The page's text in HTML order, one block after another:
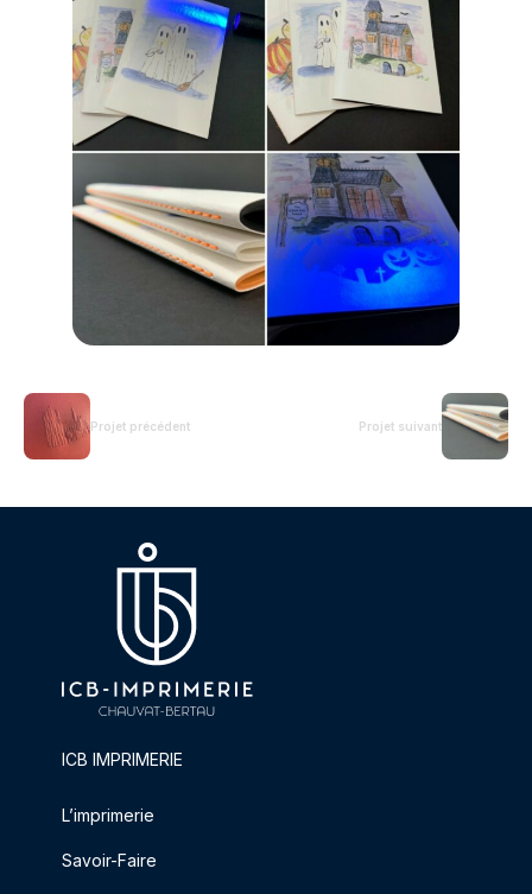
Projet précédent Projet suivant
ICB IMPRIMERIE
L’imprimerie
Savoir-Faire